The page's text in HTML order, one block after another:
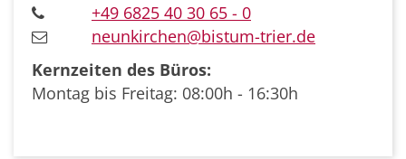
+49 6825 40 30 65 - 0
neunkirchen@bistum-trier.de
Kernzeiten des Büros:
Montag bis Freitag: 08:00h - 16:30h